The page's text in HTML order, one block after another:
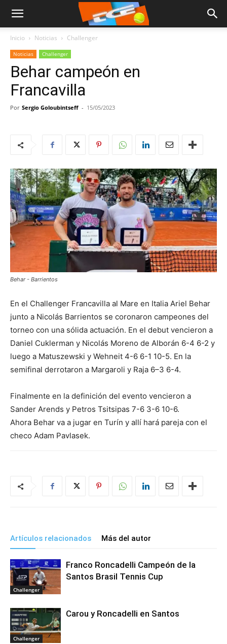
Inicio Noticias Challenger
Noticias Challenger
Behar campeón en
Francavilla
Por Sergio Goloubintseff - 15/05/2023
Behar - Barrientos
En el Challenger Francavilla al Mare en Italia Ariel Behar
junto a Nicolás Barrientos se coronaron campeones del
torneo con una sólida actuación. En el debut vencieron a
Daniel Cuklerman y Nicolás Moreno de Alborán 6-4 6-2 y
luego a Matuszewski y Wehneit 4-6 6-1 10-5. En la
semifinal derrotaron a Margaroli y Raja 6–3 6-4.
Finalmente en la definición del evento vencieron a
Sander Arends y Petros Tsitsipas 7-6 3-6 10-6.
Ahora Behar va a jugar en Turín y allí hará pareja con el
checo Adam Pavlasek.
Artículos relacionados Más del autor
Challenger
Franco Roncadelli Campeón de la
Santos Brasil Tennis Cup
Challenger
Carou y Roncadelli en Santos